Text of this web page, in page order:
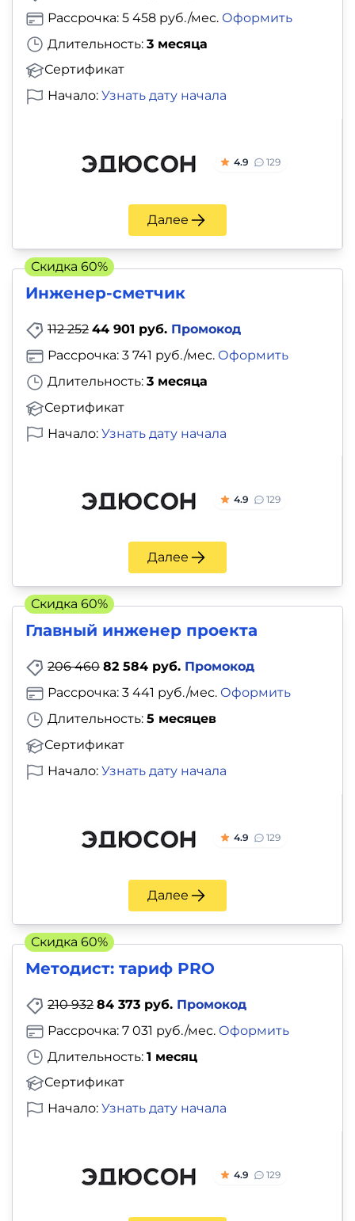
Длительность: 3 месяца
Сертификат
Рассрочка: 5 458 руб./мес. Оформить
Начало: Узнать дату начала
4.9 129
Далее
Инженер-сметчик
112 252 44 901 руб. Промокод
Длительность: 3 месяца
Сертификат
Рассрочка: 3 741 руб./мес. Оформить
Начало: Узнать дату начала
4.9 129
Далее
Скидка 60%
Главный инженер проекта
206 460 82 584 руб. Промокод
Длительность: 5 месяцев
Сертификат
Рассрочка: 3 441 руб./мес. Оформить
Начало: Узнать дату начала
4.9 129
Далее
Скидка 60%
Методист: тариф PRO
210 932 84 373 руб. Промокод
Длительность: 1 месяц
Сертификат
Рассрочка: 7 031 руб./мес. Оформить
Начало: Узнать дату начала
4.9 129
Скидка 60%